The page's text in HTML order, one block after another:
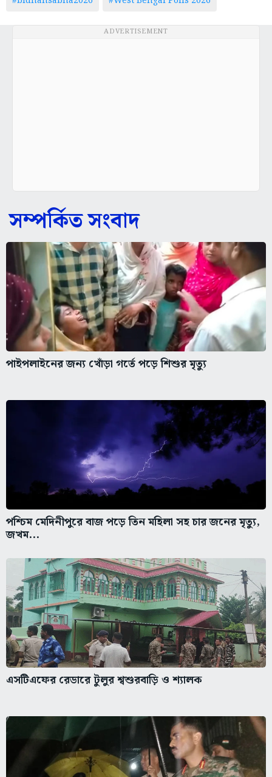
ADVERTISEMENT
সম্পর্কিত সংবাদ
পাইপলাইনের জন্য খোঁড়া গর্তে পড়ে শিশুর মৃত্যু
পশ্চিম মেদিনীপুরে বাজ পড়ে তিন মহিলা সহ চার জনের মৃত্যু,
জখম...
এসটিএফের রেডারে টুলুর শ্বশুরবাড়ি ও শ্যালক